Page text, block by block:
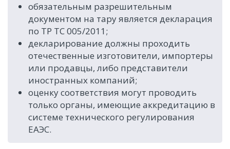
обязательным разрешительным
документом на тару является декларация
по ТР ТС 005/2011;
декларирование должны проходить
отечественные изготовители, импортеры
или продавцы, либо представители
иностранных компаний;
оценку соответствия могут проводить
только органы, имеющие аккредитацию в
системе технического регулирования
ЕАЭС.